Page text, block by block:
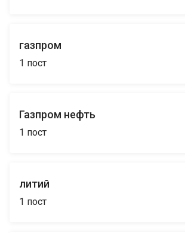
газпром
1 пост
Газпром нефть
1 пост
литий
1 пост